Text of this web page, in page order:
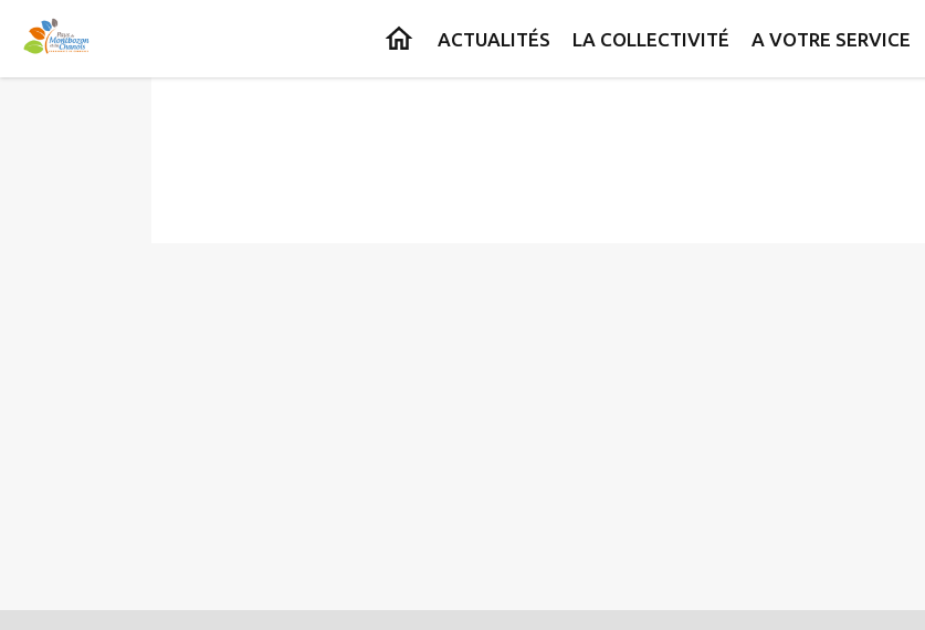
Contenu Pied de page ACTUALITÉS LA COLLECTIVITÉ A VOTRE SERVICE